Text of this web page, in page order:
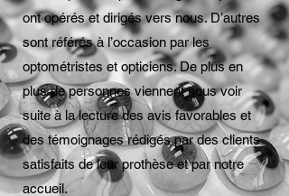
ont opérés et dirigés vers nous. D’autres
sont référés à l’occasion par les
optométristes et opticiens. De plus en
plus de personnes viennent nous voir
suite à la lecture des avis favorables et
des témoignages rédigés par des clients
satisfaits de leur prothèse et par notre
accueil.